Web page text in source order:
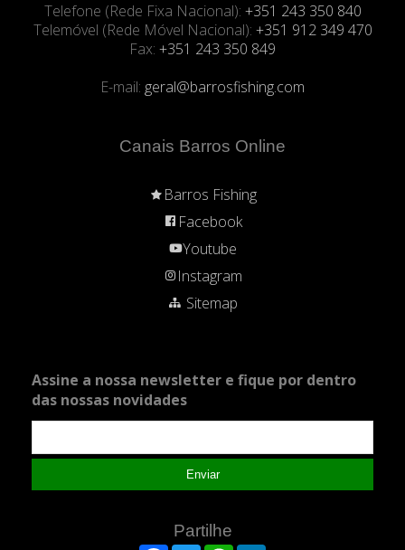
Telefone (Rede Fixa Nacional): +351 243 350 840
Telemóvel (Rede Móvel Nacional): +351 912 349 470
Fax: +351 243 350 849
E-mail: geral@barrosfishing.com
Canais Barros Online
Barros Fishing
Facebook
Youtube
Instagram
Sitemap
Assine a nossa newsletter e fique por dentro
das nossas novidades
Enviar
Partilhe